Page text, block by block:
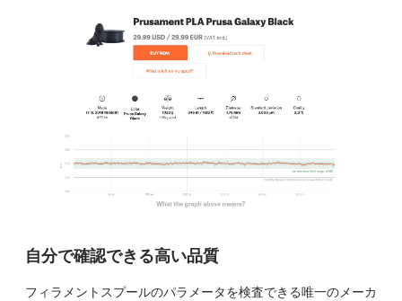
自分で確認できる高い品質
フィラメントスプールのパラメータを検査できる唯一のメーカ